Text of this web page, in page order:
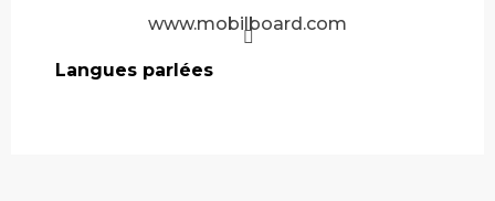
www.mobilboard.com
Langues parlées
Langues parlées